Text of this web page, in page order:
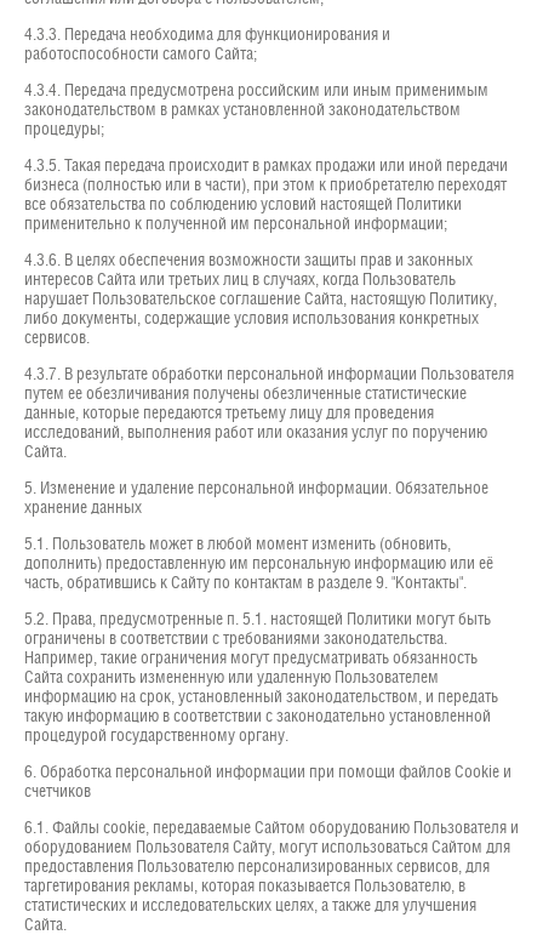
4.3.3. Передача необходима для функционирования и
работоспособности самого Сайта;
4.3.4. Передача предусмотрена российским или иным применимым
законодательством в рамках установленной законодательством
процедуры;
4.3.5. Такая передача происходит в рамках продажи или иной передачи
бизнеса (полностью или в части), при этом к приобретателю переходят
все обязательства по соблюдению условий настоящей Политики
применительно к полученной им персональной информации;
4.3.6. В целях обеспечения возможности защиты прав и законных
интересов Сайта или третьих лиц в случаях, когда Пользователь
нарушает Пользовательское соглашение Сайта, настоящую Политику,
либо документы, содержащие условия использования конкретных
сервисов.
4.3.7. В результате обработки персональной информации Пользователя
путем ее обезличивания получены обезличенные статистические
данные, которые передаются третьему лицу для проведения
исследований, выполнения работ или оказания услуг по поручению
Сайта.
5. Изменение и удаление персональной информации. Обязательное
хранение данных
5.1. Пользователь может в любой момент изменить (обновить,
дополнить) предоставленную им персональную информацию или её
часть, обратившись к Сайту по контактам в разделе 9. "Контакты".
5.2. Права, предусмотренные п. 5.1. настоящей Политики могут быть
ограничены в соответствии с требованиями законодательства.
Например, такие ограничения могут предусматривать обязанность
Сайта сохранить измененную или удаленную Пользователем
информацию на срок, установленный законодательством, и передать
такую информацию в соответствии с законодательно установленной
процедурой государственному органу.
6. Обработка персональной информации при помощи файлов Cookie и
счетчиков
6.1. Файлы cookie, передаваемые Сайтом оборудованию Пользователя и
оборудованием Пользователя Сайту, могут использоваться Сайтом для
предоставления Пользователю персонализированных сервисов, для
таргетирования рекламы, которая показывается Пользователю, в
статистических и исследовательских целях, а также для улучшения
Сайта.